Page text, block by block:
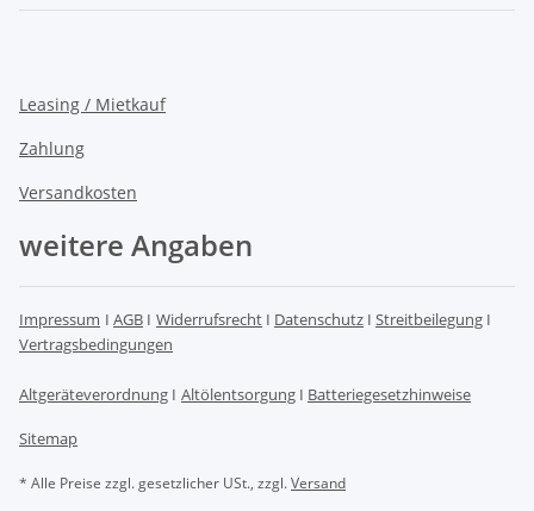
Leasing / Mietkauf
Zahlung
Versandkosten
weitere Angaben
Impressum I AGB I Widerrufsrecht I Datenschutz I Streitbeilegung I
Vertragsbedingungen
Altgeräteverordnung I Altölentsorgung I Batteriegesetzhinweise
Sitemap
* Alle Preise zzgl. gesetzlicher USt., zzgl.Versand